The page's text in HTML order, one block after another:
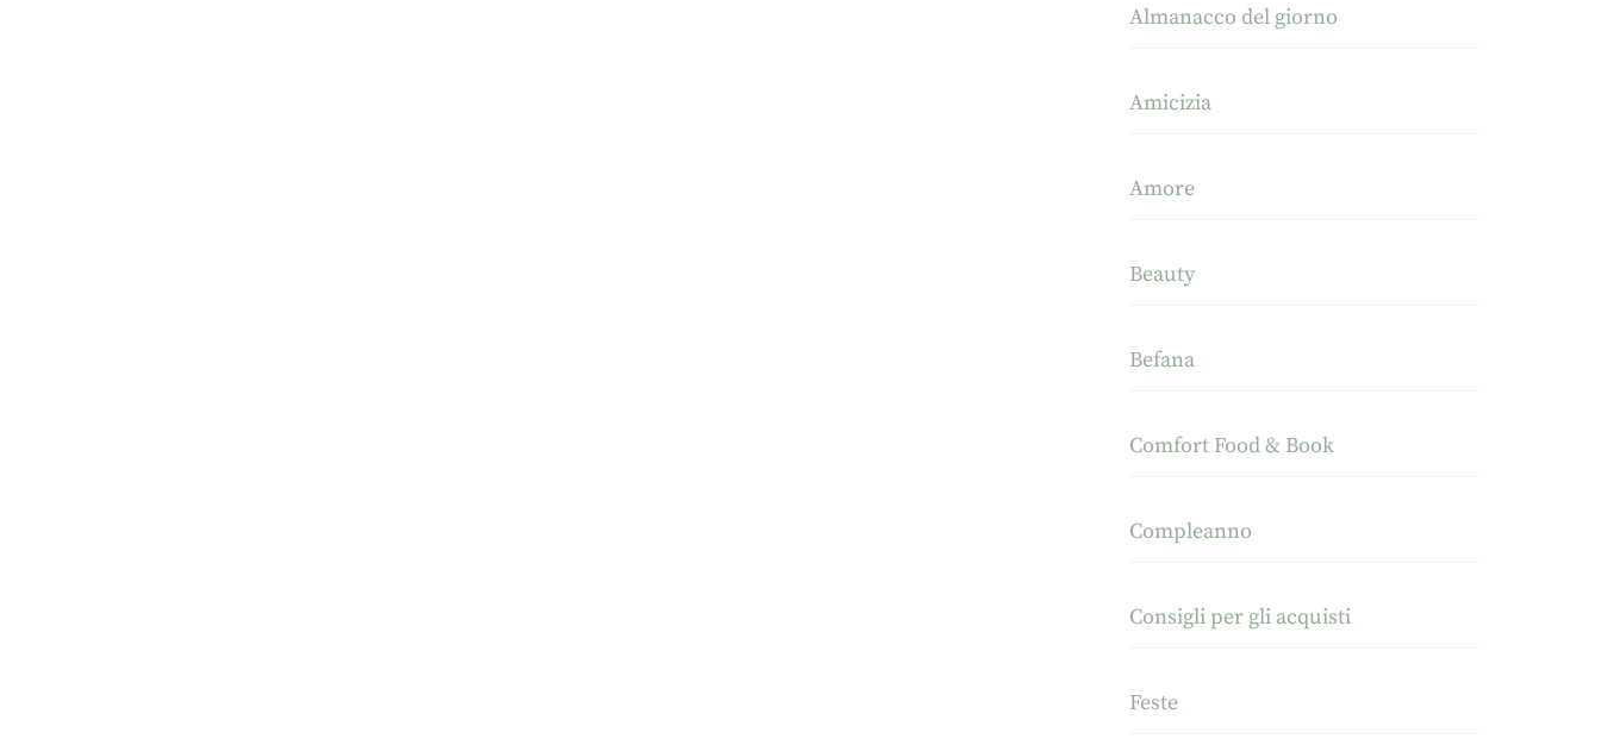
Almanacco del giorno
Amicizia
Amore
Beauty
Befana
Comfort Food & Book
Compleanno
Consigli per gli acquisti
Feste